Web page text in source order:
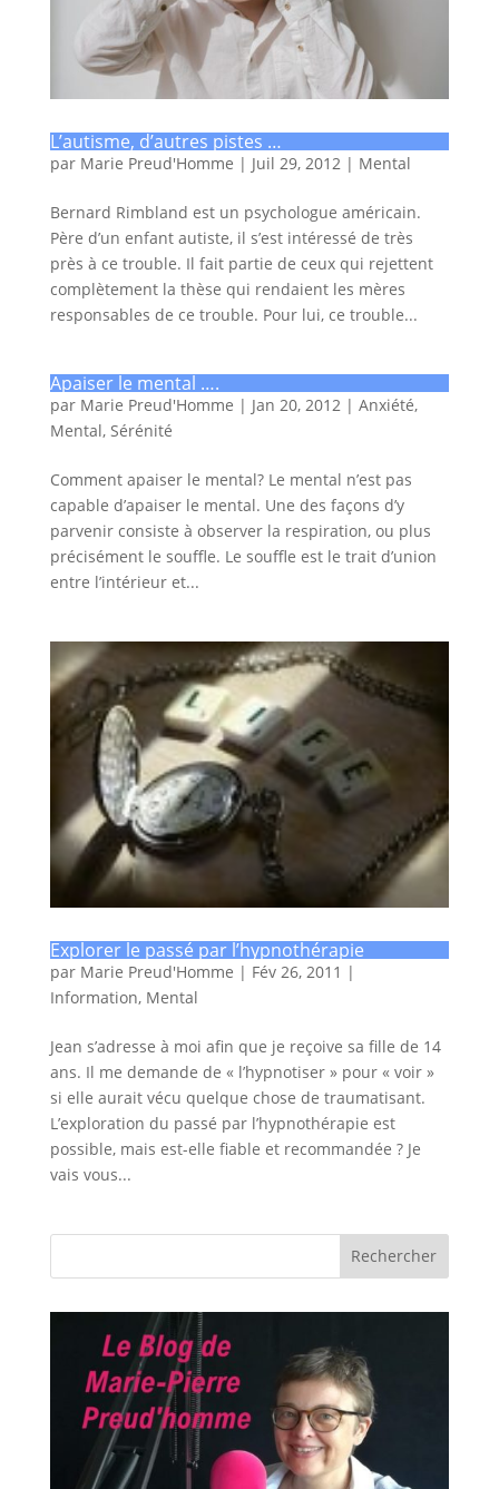
L’autisme, d’autres pistes …
par Marie Preud'Homme | Juil 29, 2012 | Mental
Bernard Rimbland est un psychologue américain.
Père d’un enfant autiste, il s’est intéressé de très
près à ce trouble. Il fait partie de ceux qui rejettent
complètement la thèse qui rendaient les mères
responsables de ce trouble. Pour lui, ce trouble...
Apaiser le mental ….
par Marie Preud'Homme | Jan 20, 2012 | Anxiété,
Mental, Sérénité
Comment apaiser le mental? Le mental n’est pas
capable d’apaiser le mental. Une des façons d’y
parvenir consiste à observer la respiration, ou plus
précisément le souffle. Le souffle est le trait d’union
entre l’intérieur et...
Explorer le passé par l’hypnothérapie
par Marie Preud'Homme | Fév 26, 2011 |
Information, Mental
Jean s’adresse à moi afin que je reçoive sa fille de 14
ans. Il me demande de « l’hypnotiser » pour « voir »
si elle aurait vécu quelque chose de traumatisant.
L’exploration du passé par l’hypnothérapie est
possible, mais est-elle fiable et recommandée ? Je
vais vous...